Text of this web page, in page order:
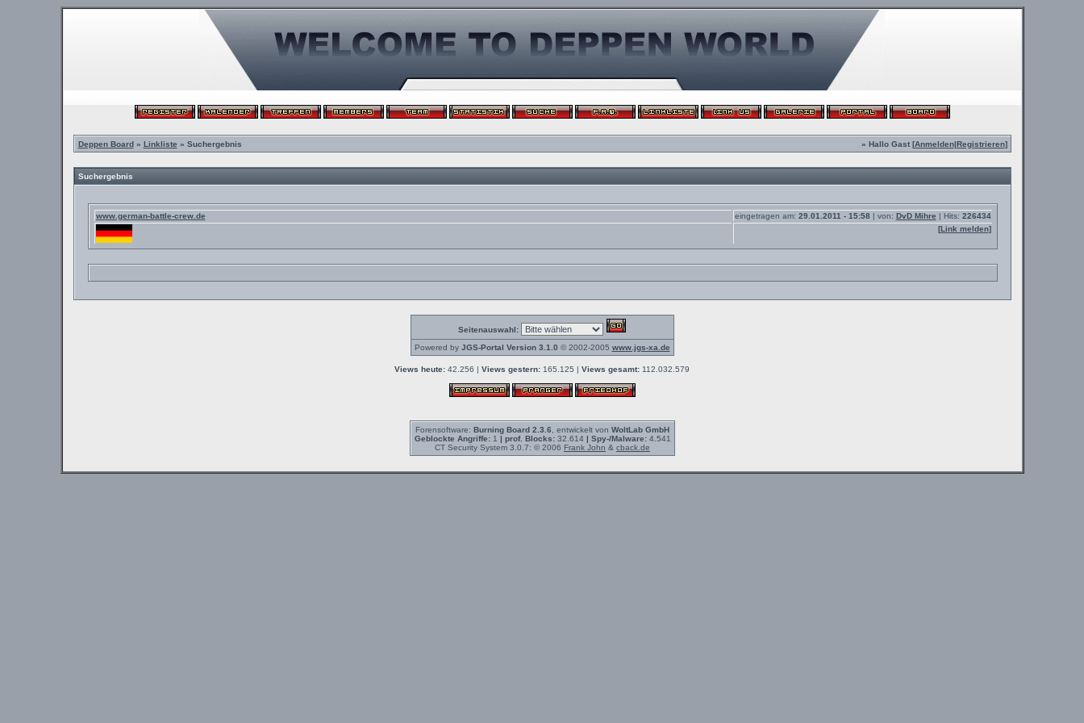
Deppen Board» Linkliste » Suchergebnis » Hallo Gast [Anmelden|Registrieren]
Suchergebnis
www.german-battle-crew.de eingetragen am: 29.01.2011 - 15:58 | von: DvD Mihre | Hits: 226434
[Link melden]
Seitenauswahl:
Powered by JGS-Portal Version 3.1.0 © 2002-2005 www.jgs-xa.de
Views heute: 42.256 | Views gestern: 165.125 | Views gesamt: 112.032.579
Forensoftware: Burning Board 2.3.6 , entwickelt von WoltLab GmbH
Geblockte Angriffe:1 | prof. Blocks:32.614 | Spy-/Malware:4.541
CT Security System 3.0.7: © 2006 Frank John & cback.de